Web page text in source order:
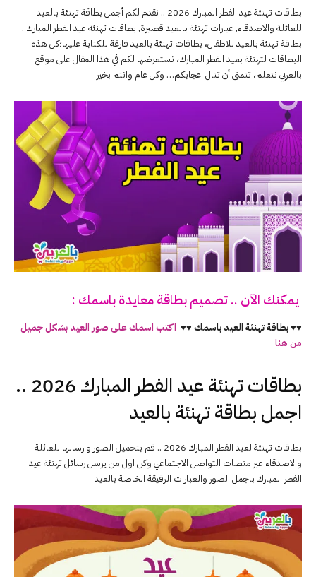
بطاقات تهنئة عيد الفطر المبارك 2026 .. نقدم لكم أجمل بطاقة تهنئة بالعيد
للعائلة والاصدقاء, عبارات تهنئة بالعيد قصيرة, بطاقات تهنئة عيد الفطر المبارك ,
بطاقة تهنئة بالعيد للاطفال، بطاقات تهنئة بالعيد فارغة للكتابة عليها؛كل هذه
البطاقات لتهنئة بعيد الفطر المبارك، نستعرضها لكم في هذا المقال على موقع
بالعربي نتعلم، تنمنى أن تنال اعجابكم… وكل عام وانتم بخير
يمكنك الآن .. تصميم بطاقة معايدة باسمك :
♥♥ بطاقة تهنئة العيد باسمك ♥♥ اكتب اسمك على صور العيد بشكل جميل
من هنا
بطاقات تهنئة عيد الفطر المبارك 2026 ..
اجمل بطاقة تهنئة بالعيد
بطاقات تهنئة لعيد الفطر المبارك 2026 .. قم بتحميل الصور وارسالها للعائلة
والاصدقاء عبر منصات التواصل الاجتماعي وكن اول من يرسل رسائل تهنئة عيد
الفطر المبارك باجمل الصور والعبارات الرقيقة الخاصة بالعيد